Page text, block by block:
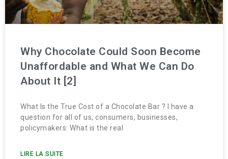
Why Chocolate Could Soon Become
Unaffordable and What We Can Do
About It [2]
What Is the True Cost of a Chocolate Bar ? I have a
question for all of us, consumers, businesses,
policymakers: What is the real
LIRE LA SUITE